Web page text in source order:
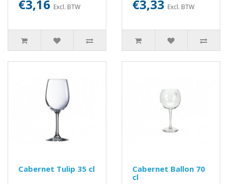
€3,16 Excl. BTW €3,33 Excl. BTW
Cabernet Tulip 35 cl
Cabernet Ballon 70
cl